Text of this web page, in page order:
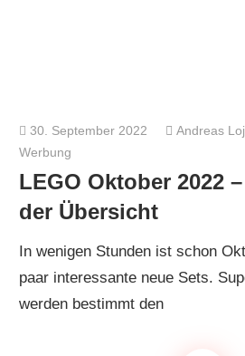
30. September 2022 Andreas
Werbung
LEGO Oktober 2022
der Übersicht
In wenigen Stunden ist schon
paar interessante neue Sets.
werden bestimmt den